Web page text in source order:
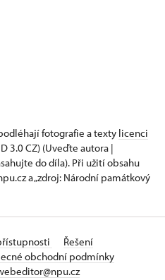
fotografie a texty licenci
3.0 CZ) (Uveďte autora |
do díla). Při užití obsahu
a „zdroj: Národní památkový
Řešení
obchodní podmínky